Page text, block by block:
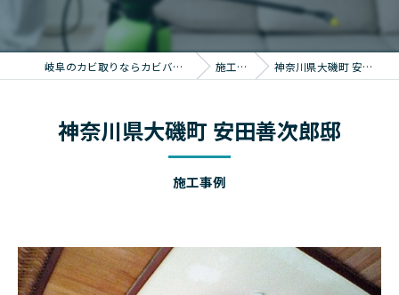
岐阜のカビ取りならカビバスターズ岐阜 施工事例 神奈川県大磯町 安田善次郎邸
施工事例
神奈川県大磯町 安田善次郎邸